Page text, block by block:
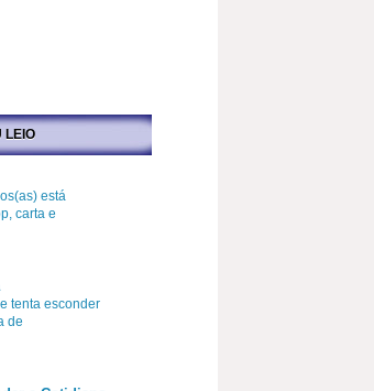
LEIO
está
carta e
tenta esconder
de